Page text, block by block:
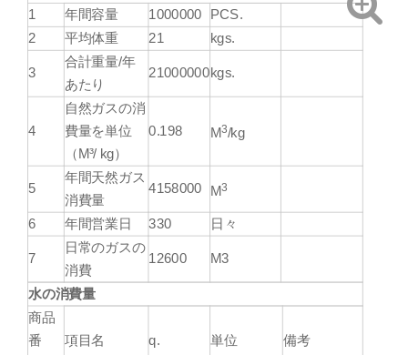
1
年間容量 1000000
PCS.
2
平均体重 21 kgs.
3
合計重量/年
あたり
21000000kgs.
4
自然ガスの消
費量を単位
（M³/ kg）
0.198 M3/kg
5
年間天然ガス
消費量
4158000 M3
6 年間営業日 330 日々
7
日常のガスの
消費
12600 M3
水の消費量
商品
番
項目名 q. 単位 備考